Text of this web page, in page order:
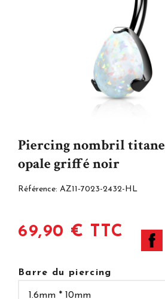
Piercing nombril titane
opale griffé noir
Référence: AZ11-7023-2432-HL
69,90 € TTC
Barre du piercing